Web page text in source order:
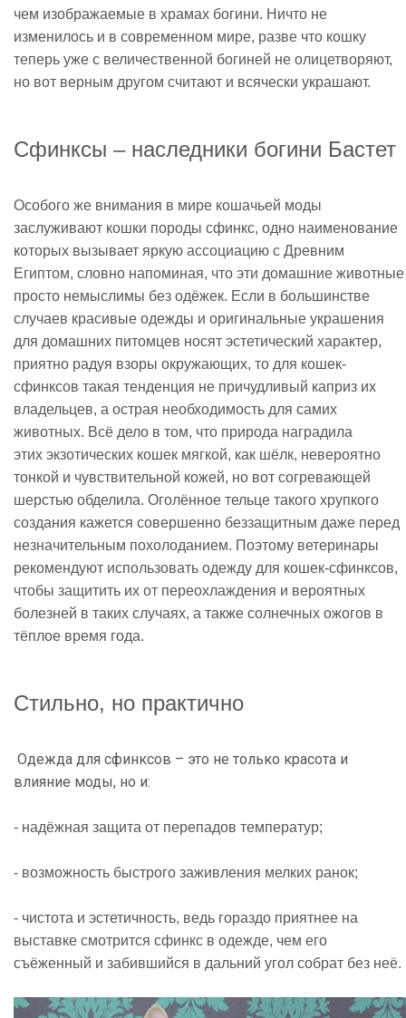
чем изображаемые в храмах богини. Ничто не
изменилось и в современном мире, разве что кошку
теперь уже с величественной богиней не олицетворяют,
но вот верным другом считают и всячески украшают.
Сфинксы – наследники богини Бастет
Особого же внимания в мире кошачьей моды
заслуживают кошки породы сфинкс, одно наименование
которых вызывает яркую ассоциацию с Древним
Египтом, словно напоминая, что эти домашние животные
просто немыслимы без одёжек. Если в большинстве
случаев красивые одежды и оригинальные украшения
для домашних питомцев носят эстетический характер,
приятно радуя взоры окружающих, то для кошек-
сфинксов такая тенденция не причудливый каприз их
владельцев, а острая необходимость для самих
животных. Всё дело в том, что природа наградила
этих экзотических кошек мягкой, как шёлк, невероятно
тонкой и чувствительной кожей, но вот согревающей
шерстью обделила. Оголённое тельце такого хрупкого
создания кажется совершенно беззащитным даже перед
незначительным похолоданием. Поэтому ветеринары
рекомендуют использовать одежду для кошек-сфинксов,
чтобы защитить их от переохлаждения и вероятных
болезней в таких случаях, а также солнечных ожогов в
тёплое время года.
Стильно, но практично
Одежда для сфинксов – это не только красота и
влияние моды, но и:
- надёжная защита от перепадов температур;
- возможность быстрого заживления мелких ранок;
- чистота и эстетичность, ведь гораздо приятнее на
выставке смотрится сфинкс в одежде, чем его
съёженный и забившийся в дальний угол собрат без неё.